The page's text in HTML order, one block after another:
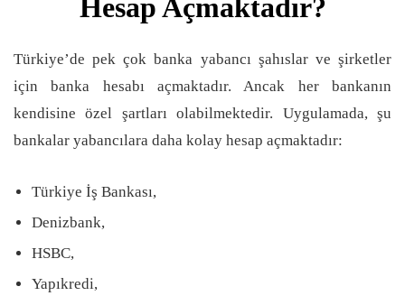
Hesap Açmaktadır?
Türkiye’de pek çok banka yabancı şahıslar ve şirketler
için banka hesabı açmaktadır. Ancak her bankanın
kendisine özel şartları olabilmektedir. Uygulamada, şu
bankalar yabancılara daha kolay hesap açmaktadır:
Türkiye İş Bankası,
Denizbank,
HSBC,
Yapıkredi,